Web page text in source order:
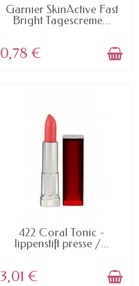
AVAILABLE
Garnier SkinActive Fast
Bright Tagescreme...
0,78 €
AVAILABLE
422 Coral Tonic -
lippenstift presse /...
3,01 €